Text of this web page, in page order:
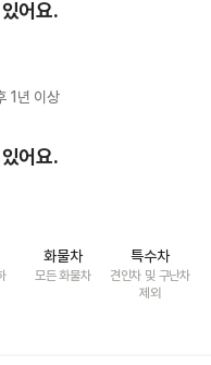
어요.
1년 이상
어요.
화물차
모든 화물차
특수차
견인차 및 구난차
제외